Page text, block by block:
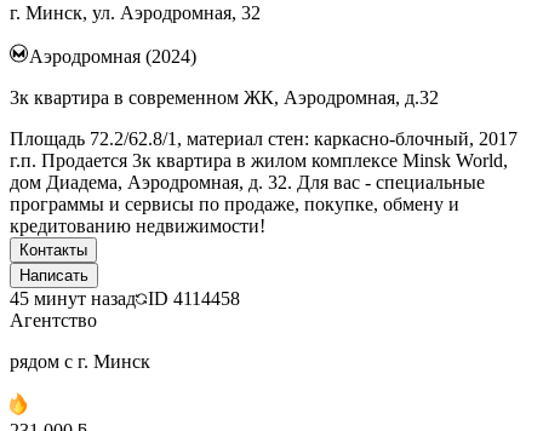
г. Минск, ул. Аэродромная, 32
Аэродромная (2024)
3к квартира в современном ЖК, Аэродромная, д.32
Площадь 72.2/62.8/1, материал стен: каркасно-блочный, 2017
г.п. Продается 3к квартира в жилом комплексе Minsk World,
дом Диадема, Аэродромная, д. 32. Для вас - специальные
программы и сервисы по продаже, покупке, обмену и
кредитованию недвижимости!
Контакты
Написать
45 минут назад ID 4114458
Агентство
рядом с г. Минск